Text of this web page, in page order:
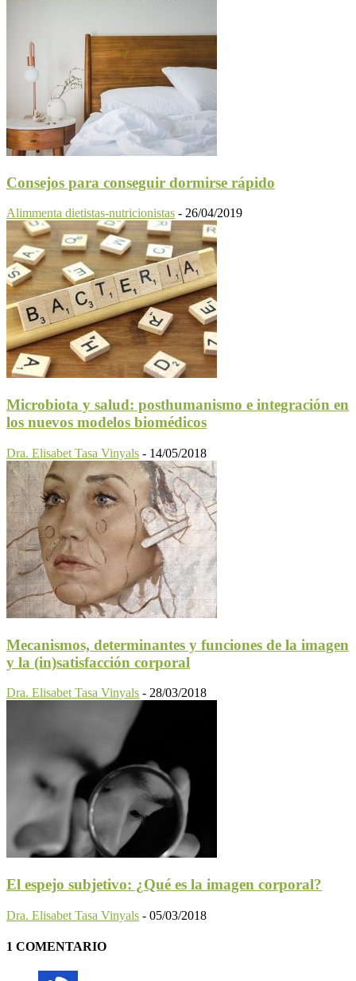
Consejos para conseguir dormirse rápido
Alimmenta dietistas-nutricionistas - 26/04/2019
Microbiota y salud: posthumanismo e integración en
los nuevos modelos biomédicos
Dra. Elisabet Tasa Vinyals - 14/05/2018
Mecanismos, determinantes y funciones de la imagen
y la (in)satisfacción corporal
Dra. Elisabet Tasa Vinyals - 28/03/2018
El espejo subjetivo: ¿Qué es la imagen corporal?
Dra. Elisabet Tasa Vinyals - 05/03/2018
1 COMENTARIO